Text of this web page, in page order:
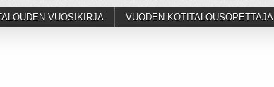
VUOSIKIRJA VUODEN KOTITALOUSOPETTAJA